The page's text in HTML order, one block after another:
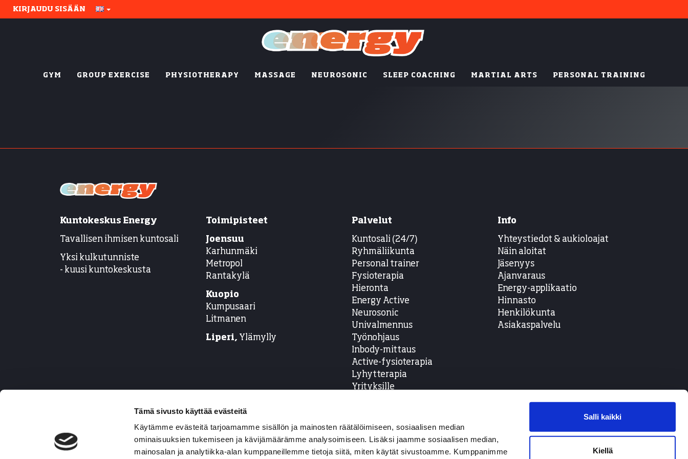
Tämä sivusto käyttää evästeitä
Käytämme evästeitä tarjoamamme sisällön ja mainosten räätälöimiseen, sosiaalisen median
ominaisuuksien tukemiseen ja kävijämäärämme analysoimiseen. Lisäksi jaamme sosiaalisen median,
mainosalan ja analytiikka-alan kumppaneillemme tietoja siitä, miten käytät sivustoamme. Kumppanimme
Salli kaikki
Kiellä
KIRJAUDU SISÄÄN
GYM GROUP EXERCISE PHYSIOTHERAPY MASSAGE NEUROSONIC SLEEP COACHING MARTIAL ARTS PERSONAL TRAINING
Kuntokeskus Energy
Tavallisen ihmisen kuntosali
Yksi kulkutunniste
- kuusi kuntokeskusta
Toimipisteet
Joensuu
Karhunmäki
Metropol
Rantakylä
Kuopio
Kumpusaari
Litmanen
Liperi, Ylämylly
Palvelut
Kuntosali (24/7)
Ryhmäliikunta
Personal trainer
Fysioterapia
Hieronta
Energy Active
Neurosonic
Univalmennus
Työnohjaus
Inbody-mittaus
Active-fysioterapia
Lyhytterapia
Yrityksille
Info
Yhteystiedot & aukioloajat
Näin aloitat
Jäsenyys
Ajanvaraus
Energy-applikaatio
Hinnasto
Henkilökunta
Asiakaspalvelu
| ToiminnanohjausjärjestelmäWiseGympowered by WiseNetwork